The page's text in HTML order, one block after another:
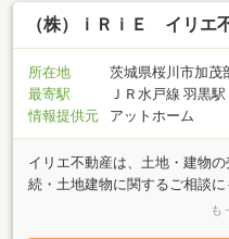
（株）ｉＲｉＥ イリエ
所在地
茨城県桜川市加茂
最寄駅
ＪＲ水戸線 羽黒
情報提供元
アットホーム
イリエ不動産は、土地・建物
続・土地建物に関するご相談
会社です。「実家が空き家にも